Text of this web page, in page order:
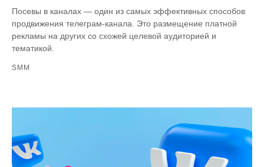
Посевы в каналах — один из самых эффективных способов
продвижения телеграм-канала. Это размещение платной
рекламы на других со схожей целевой аудиторией и
тематикой.
SMM